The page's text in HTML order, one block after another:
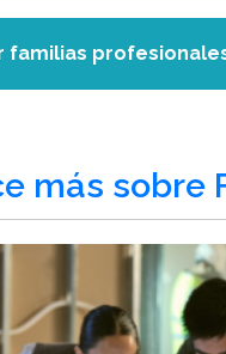
más sobre
familias